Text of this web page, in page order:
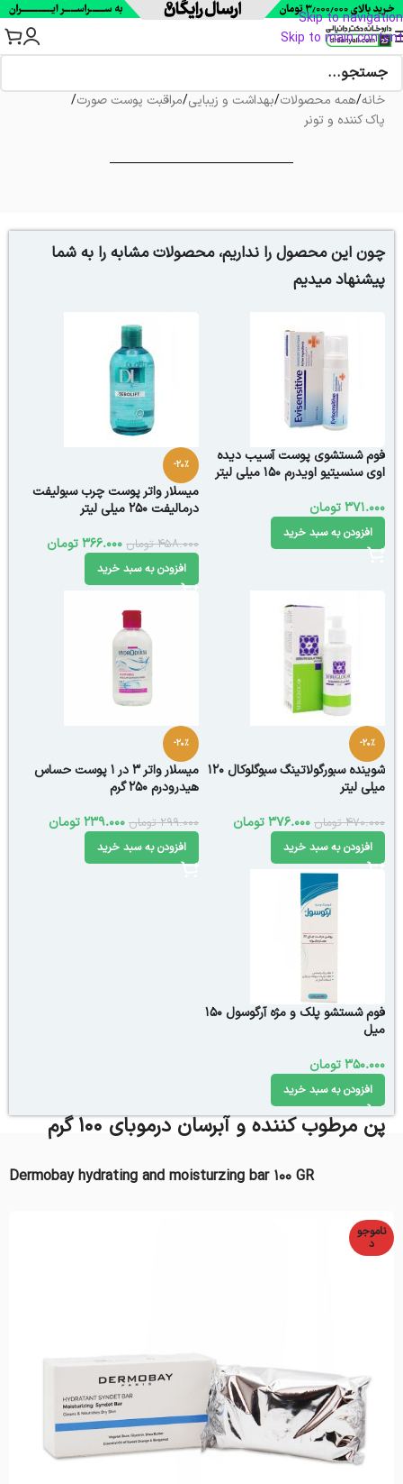
Skip to navigation
Skip to main content
خانه/همه محصولات/بهداشت و زیبایی/مراقبت پوست صورت/
پاک کننده و تونر
چون این محصول را نداریم، محصولات مشابه را به شما
پیشنهاد میدیم
فوم شستشوی پوست آسیب دیده
اوی سنسیتیو اویدرم 150 میلی لیتر
371.000تومان
افزودن به سبد خرید
-20%
میسلار واتر پوست چرب سبولیفت
درمالیفت 250 میلی لیتر
458.000 تومان 366.000تومان
افزودن به سبد خرید
-20%
شوینده سبورگولاتینگ سبوگلوکال 120
میلی لیتر
470.000 تومان 376.000تومان
افزودن به سبد خرید
-20%
میسلار واتر 3 در 1 پوست حساس
هیدرودرم 250 گرم
299.000 تومان 239.000تومان
افزودن به سبد خرید
فوم شستشو پلک و مژه آرگوسول 150
میل
350.000تومان
افزودن به سبد خرید
پن مرطوب کننده و آبرسان درموبای 100 گرم
Dermobay hydrating and moisturzing bar 100 GR
ناموجو
د